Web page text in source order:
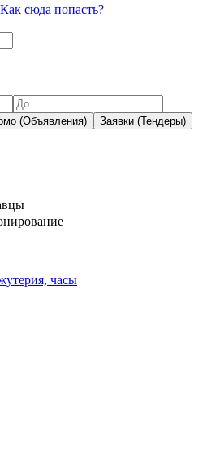
Как сюда попасть?
(Объявления)
Заявки (Тендеры)
часы